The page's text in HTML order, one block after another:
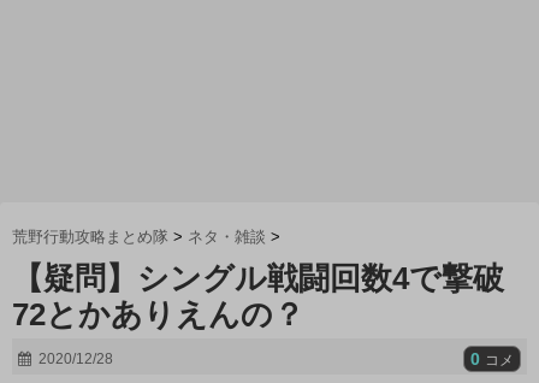
荒野行動攻略まとめ隊 > ネタ・雑談 >
【疑問】シングル戦闘回数4で撃破
72とかありえんの？
2020/12/28 0 コメ